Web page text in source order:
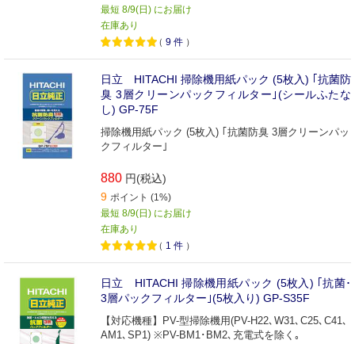
最短 8/9(日) にお届け
在庫あり
（ 9 件 ）
日立 HITACHI 掃除機用紙パック (5枚入) ｢抗菌防
臭 3層クリーンパックフィルター｣(シールふたな
し) GP-75F
掃除機用紙パック (5枚入) ｢抗菌防臭 3層クリーンパッ
クフィルター｣
880 円(税込)
9 ポイント (1%)
最短 8/9(日) にお届け
在庫あり
（ 1 件 ）
日立 HITACHI 掃除機用紙パック (5枚入) ｢抗菌･
3層パックフィルター｣(5枚入り) GP-S35F
【対応機種】PV-型掃除機用(PV-H22､W31､C25､C41､
AM1､SP1) ※PV-BM1･BM2､充電式を除く｡